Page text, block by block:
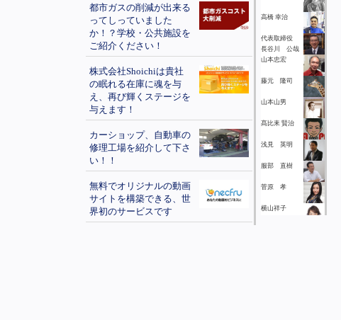
都市ガスの削減が出来る
ってしっていました
か！？学校・公共施設を
ご紹介ください！
株式会社Shoichiは貴社
の眠れる在庫に魂を与
え、再び輝くステージを
与えます！
カーショップ、自動車の
修理工場を紹介して下さ
い！！
無料でオリジナルの動画
サイトを構築できる、世
界初のサービスです
高橋 幸治
代表取締役
長谷川 公哉
山本忠宏
藤元 隆司
山本山男
髙比耒 賢治
浅見 英明
服部 直樹
菅原 孝
横山祥子